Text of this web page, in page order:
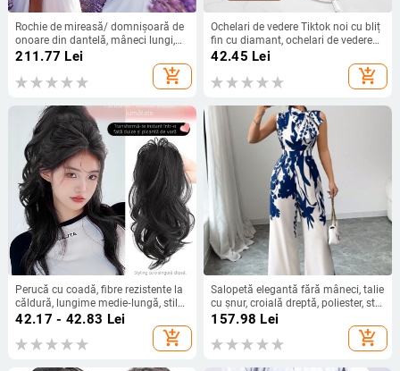
Rochie de mireasă/ domnișoară de
onoare din dantelă, mâneci lungi,
decolteu adânc în V, despicare, tren
211.77 Lei
add_shopping_cart
Ochelari de vedere Tiktok noi cu bliț
fin cu diamant, ochelari de vedere
eleganți și degradați pentru femei,
ultra-luminoși, anti-lumină albastră
42.45 Lei
add_shopping_cart
Perucă cu coadă, fibre rezistente la
căldură, lungime medie‑lungă, stil
natural de tip curs de cascadă cu
bucle, model coadă cascadă, nu
poate fi vopsită sau îndreptată
42.17 - 42.83 Lei
add_shopping_cart
Salopetă elegantă fără mâneci, talie
cu șnur, croială dreptă, poliester, stil
urban elegant, primăvară-vară 2025
157.98 Lei
add_shopping_cart